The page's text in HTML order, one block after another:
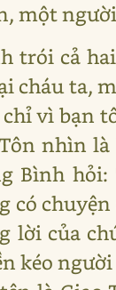
một
trói cả
cháu ta,
chỉ vì bạn
nhìn
Bình
có
lời của
kéo